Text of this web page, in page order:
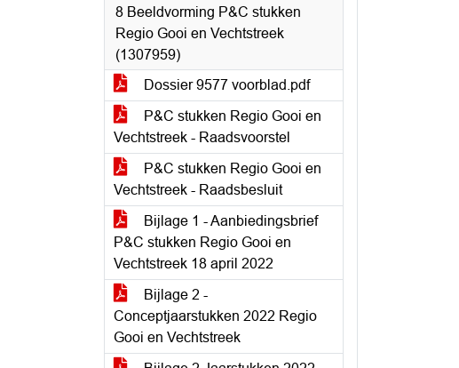
8 Beeldvorming P&C stukken
Regio Gooi en Vechtstreek
(1307959)
Dossier 9577 voorblad.pdf
P&C stukken Regio Gooi en
Vechtstreek - Raadsvoorstel
P&C stukken Regio Gooi en
Vechtstreek - Raadsbesluit
Bijlage 1 - Aanbiedingsbrief
P&C stukken Regio Gooi en
Vechtstreek 18 april 2022
Bijlage 2 -
Conceptjaarstukken 2022 Regio
Gooi en Vechtstreek